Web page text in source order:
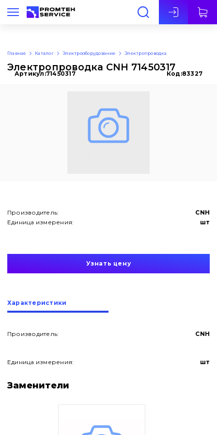
Рус
О нас
Главная Каталог Электрооборудование Электропроводка
Электропроводка CNH 71450317
Артикул:71450317 Код:83327
Производитель:
CNH
Единица измерения:
шт
Узнать цену
Характеристики
Производитель: CNH
Единица измерения: шт
Заменители